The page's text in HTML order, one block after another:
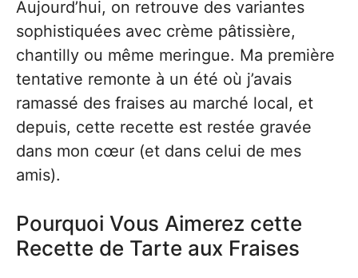
Aujourd’hui, on retrouve des variantes
sophistiquées avec crème pâtissière,
chantilly ou même meringue. Ma première
tentative remonte à un été où j’avais
ramassé des fraises au marché local, et
depuis, cette recette est restée gravée
dans mon cœur (et dans celui de mes
amis).
Pourquoi Vous Aimerez cette
Recette de Tarte aux Fraises